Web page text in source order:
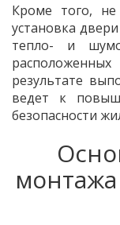
Кроме того,
установка
тепло- и
результате
ведет к
безопасности